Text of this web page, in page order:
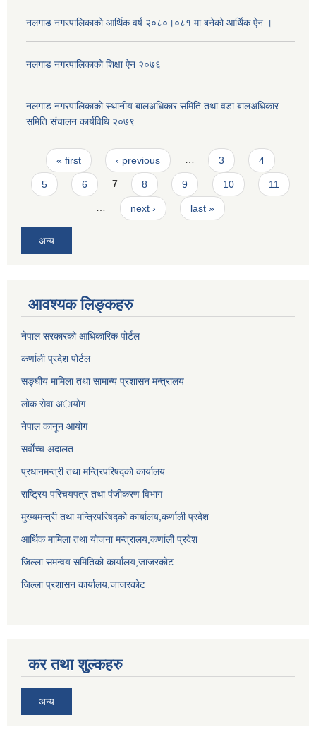
नलगाड नगरपालिकाको आर्थिक वर्ष २०८०।०८१ मा बनेको आर्थिक ऐन ।
नलगाड नगरपालिकाको शिक्षा ऐन २०७६
नलगाड नगरपालिकाको स्थानीय बालअधिकार समिति तथा वडा बालअधिकार
समिति संचालन कार्यविधि २०७९
Pages
« first ‹ previous … 3 4
5 6 7 8 9 10 11
… next › last »
अन्य
आवश्यक लिङ्कहरु
नेपाल सरकारको आधिकारिक पोर्टल
कर्णाली प्रदेश पोर्टल
सङ्घीय मामिला तथा सामान्य प्रशासन मन्त्रालय
लाेक सेवा अायाेग
नेपाल कानून आयोग
सर्वाेच्च अदालत
प्रधानमन्त्री तथा मन्त्रिपरिषद्को कार्यालय
राष्ट्रिय परिचयपत्र तथा पंजीकरण विभाग
मुख्यमन्त्री तथा मन्त्रिपरिषद्को कार्यालय,कर्णाली प्रदेश
आर्थिक मामिला तथा योजना मन्त्रालय,कर्णाली प्रदेश
जिल्ला समन्वय समितिको कार्यालय,जाजरकाेट
जिल्ला प्रशासन कार्यालय,जाजरकोट
कर तथा शुल्कहरु
अन्य